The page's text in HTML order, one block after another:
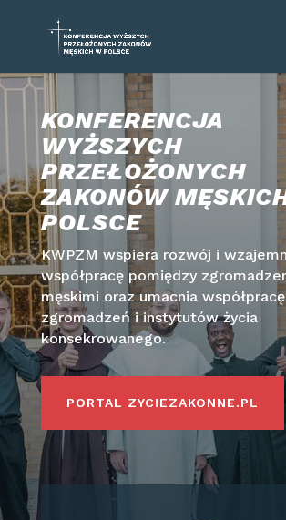
KONFERENCJA
WYŻSZYCH
PRZEŁOŻONYCH
ZAKONÓW
POLSCE
KWPZM wspiera rozwój i
współpracę pomiędzy
męskimi oraz umacnia
zgromadzeń i instytutów życia
konsekrowanego.
PORTAL ZYCIEZAKONNE.PL